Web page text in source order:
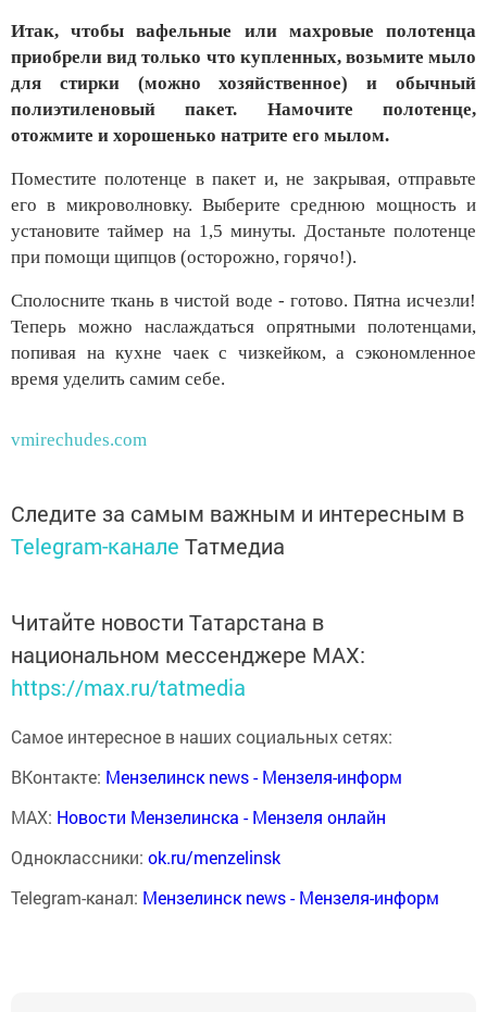
Итак, чтобы вафельные или махровые полотенца
приобрели вид только что купленных, возьмите мыло
для стирки (можно хозяйственное) и обычный
полиэтиленовый пакет. Намочите полотенце,
отожмите и хорошенько натрите его мылом.
Поместите полотенце в пакет и, не закрывая, отправьте
его в микроволновку. Выберите среднюю мощность и
установите таймер на 1,5 минуты. Достаньте полотенце
при помощи щипцов (осторожно, горячо!).
Сполосните ткань в чистой воде - готово. Пятна исчезли!
Теперь можно наслаждаться опрятными полотенцами,
попивая на кухне чаек с чизкейком, а сэкономленное
время уделить самим себе.
vmirechudes.com
Следите за самым важным и интересным в
Telegram-канале Татмедиа
Читайте новости Татарстана в
национальном мессенджере MАХ:
https://max.ru/tatmedia
Самое интересное в наших социальных сетях:
ВКонтакте: Мензелинск news - Мензеля-информ
MAX: Новости Мензелинска - Мензеля онлайн
Одноклассники: ok.ru/menzelinsk
Telegram-канал: Мензелинск news - Мензеля-информ